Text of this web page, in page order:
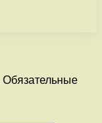
Обязательные